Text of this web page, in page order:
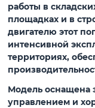
работы в
площадках и в
двигателю этот
интенсивной
территориях,
Модель оснащена
управлением и